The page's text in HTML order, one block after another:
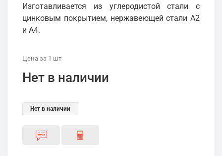
Изготавливается из углеродистой стали с
цинковым покрытием, нержавеющей стали А2
и А4.
Цена за 1 шт
Нет в наличии
Нет в наличии